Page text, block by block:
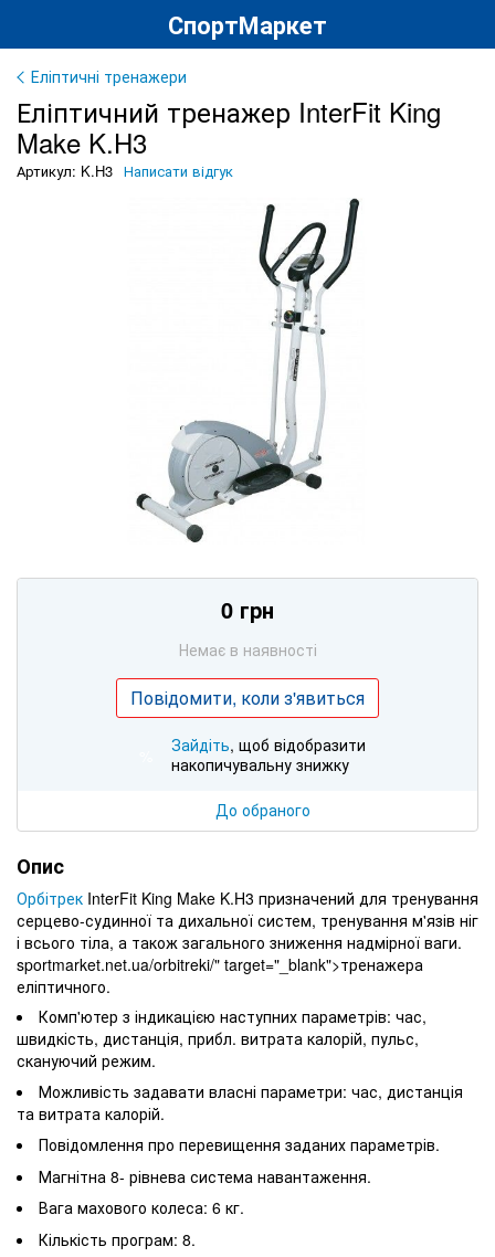
СпортМаркет
Еліптичні тренажери
Еліптичний тренажер InterFit King
Make K.H3
Артикул: K.H3 Написати відгук
0 грн
Немає в наявності
Повідомити, коли з'явиться
Зайдіть, щоб відобразити
накопичувальну знижку
До обраного
Опис
Орбітрек InterFit King Make K.H3 призначений для тренування
серцево-судинної та дихальної систем, тренування м'язів ніг
і всього тіла, а також загального зниження надмірної ваги.
sportmarket.net.ua/orbitreki/" target="_blank">тренажера
еліптичного.
Комп'ютер з індикацією наступних параметрів: час,
швидкість, дистанція, прибл. витрата калорій, пульс,
скануючий режим.
Можливість задавати власні параметри: час, дистанція
та витрата калорій.
Повідомлення про перевищення заданих параметрів.
Магнітна 8- рівнева система навантаження.
Вага махового колеса: 6 кг.
Кількість програм: 8.